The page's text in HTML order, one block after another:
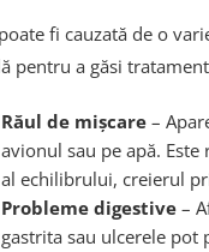
fi cauzată de o
pentru a găsi
Răul de mișcare–
avionul sau pe apă.
al echilibrului, creierul
Probleme digestive–
gastrita sau ulcerele pot